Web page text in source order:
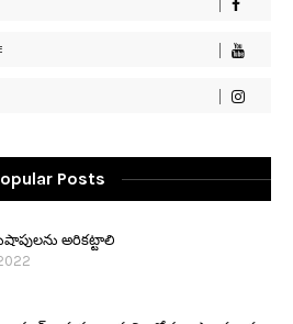
Posts
అరికట్టాలి